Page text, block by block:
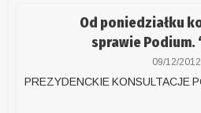
Od poniedziałku
sprawie Podium.
09/12/2012
PREZYDENCKIE KONSULTACJE